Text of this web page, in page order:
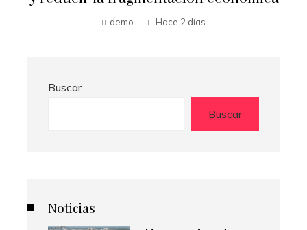
demo Hace 2 días
Buscar
Buscar
Noticias